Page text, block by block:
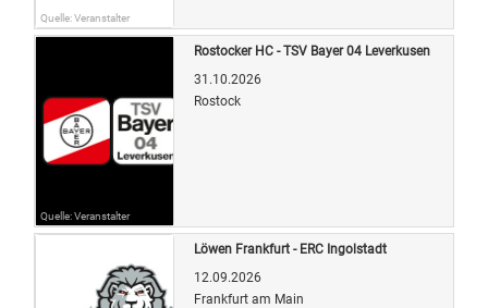
Quelle: Veranstalter
Quelle: Veranstalter
Rostocker HC - TSV Bayer 04 Leverkusen
31.10.2026
Rostock
Löwen Frankfurt - ERC Ingolstadt
12.09.2026
Frankfurt am Main